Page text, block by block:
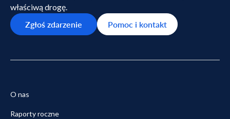
właściwą drogę.
Zgłoś zdarzenie
Pomoc i kontakt
O nas
Raporty roczne